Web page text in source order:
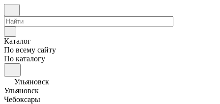
Каталог
По всему сайту
По каталогу
Ульяновск
Ульяновск
Чебоксары